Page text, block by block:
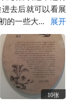
去后就可以看展
的一些大...
展开
10张